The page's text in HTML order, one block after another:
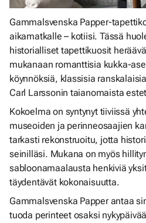
Gammalsvenska Papper-
aikamatkalle – kotiisi. Tässä
historialliset tapettikuosit
mukanaan romanttisia kukka-
köynnöksiä, klassisia
Carl Larssonin taianomaista
Kokoelma on syntynyt tiiviissä
museoiden ja perinneosaajien
tarkasti rekonstruoitu, jotta
seinilläsi. Mukana on myös
sabloonamaalausta henkiviä
täydentävät kokonaisuutta.
Gammalsvenska Papper antaa
tuoda perinteet osaksi